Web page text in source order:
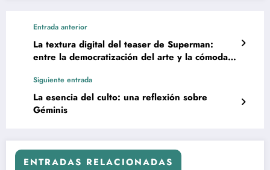
Entrada anterior
La textura digital del teaser de Superman:
entre la democratización del arte y la cómoda
Siguiente entrada
La esencia del culto: una reflexión sobre
Géminis
ENTRADAS RELACIONADAS